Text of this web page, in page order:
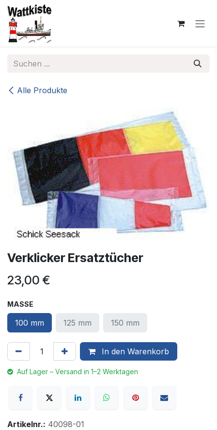
Zum Inhalt springen
Alle Produkte
Verklicker Ersatztücher
23,00 €
MASSE
100 mm 125 mm 150 mm
In den Warenkorb
Auf Lager – Versand in 1–2 Werktagen
Artikelnr.: 40098-01